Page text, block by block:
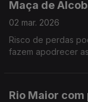
Maça de
02 mar. 2026
Risco de perdas
fazem apodrecer
Rio Maior com